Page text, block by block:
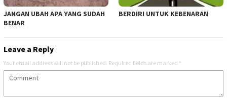
JANGAN UBAH APA YANG SUDAH
BENAR
BERDIRI UNTUK KEBENARAN
Leave a Reply
Your email address will not be published. Required fields are marked *